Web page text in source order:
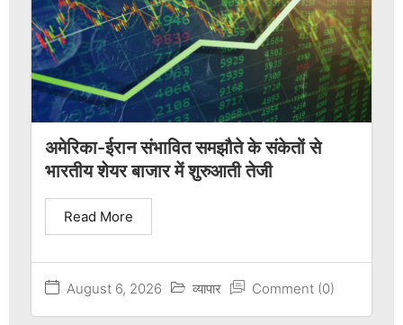
अमेरिका-ईरान संभावित समझौते के संकेतों से
भारतीय शेयर बाजार में शुरुआती तेजी
August 6, 2026 व्यापार Comment (0)
Read More